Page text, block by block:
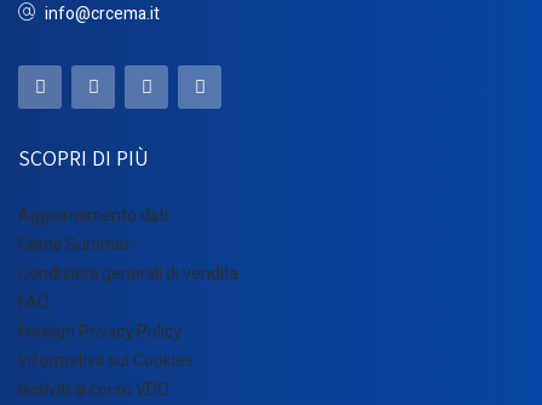
info@crcema.it
SCOPRI DI PIÙ
Aggiornamento dati
Cema Summer
Condizioni generali di vendita
FAQ
Foreign Privacy Policy
Informativa sui Cookies
Iscriviti al corso VDO